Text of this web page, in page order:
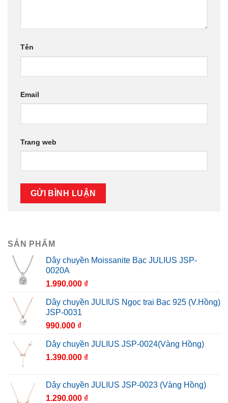
Tên
Email
Trang web
SẢN PHẨM
Dây chuyền Moissanite Bạc JULIUS JSP-
0020A
1.990.000 ₫
Dây chuyền JULIUS Ngọc trai Bạc 925 (V.Hồng)
JSP-0031
990.000 ₫
Dây chuyền JULIUS JSP-0024(Vàng Hồng)
1.390.000 ₫
Dây chuyền JULIUS JSP-0023 (Vàng Hồng)
1.290.000 ₫